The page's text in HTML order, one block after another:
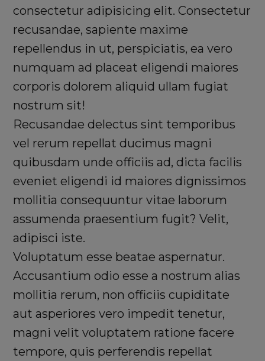
consectetur adipisicing elit. Consectetur
recusandae, sapiente maxime
repellendus in ut, perspiciatis, ea vero
numquam ad placeat eligendi maiores
corporis dolorem aliquid ullam fugiat
nostrum sit!
Recusandae delectus sint temporibus
vel rerum repellat ducimus magni
quibusdam unde officiis ad, dicta facilis
eveniet eligendi id maiores dignissimos
mollitia consequuntur vitae laborum
assumenda praesentium fugit? Velit,
adipisci iste.
Voluptatum esse beatae aspernatur.
Accusantium odio esse a nostrum alias
mollitia rerum, non officiis cupiditate
aut asperiores vero impedit tenetur,
magni velit voluptatem ratione facere
tempore, quis perferendis repellat